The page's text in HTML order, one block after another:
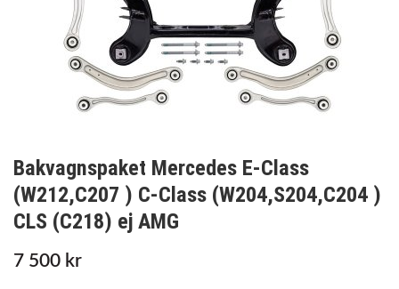
Bakvagnspaket Mercedes E-Class
(W212,C207 ) C-Class (W204,S204,C204 )
CLS (C218) ej AMG
7 500 kr